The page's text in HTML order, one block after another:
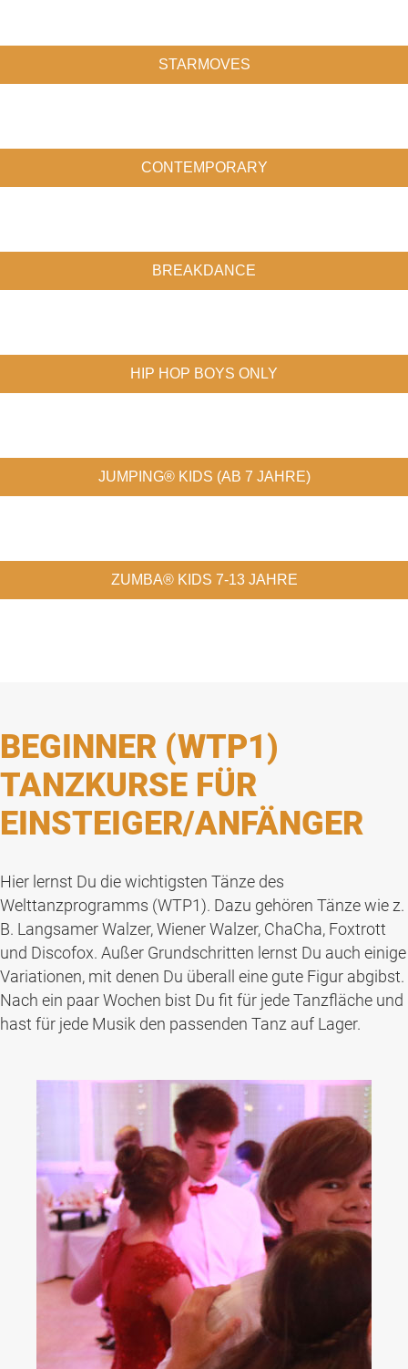
STARMOVES
CONTEMPORARY
BREAKDANCE
HIP HOP BOYS ONLY
JUMPING® KIDS (AB 7 JAHRE)
ZUMBA® KIDS 7-13 JAHRE
BEGINNER (WTP1)
TANZKURSE FÜR
EINSTEIGER/ANFÄNGER
Hier lernst Du die wichtigsten Tänze des
Welttanzprogramms (WTP1). Dazu gehören Tänze wie z.
B. Langsamer Walzer, Wiener Walzer, ChaCha, Foxtrott
und Discofox. Außer Grundschritten lernst Du auch einige
Variationen, mit denen Du überall eine gute Figur abgibst.
Nach ein paar Wochen bist Du fit für jede Tanzfläche und
hast für jede Musik den passenden Tanz auf Lager.